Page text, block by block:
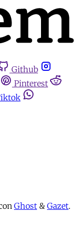
Github
Pinterest
Ghost & Gazet.